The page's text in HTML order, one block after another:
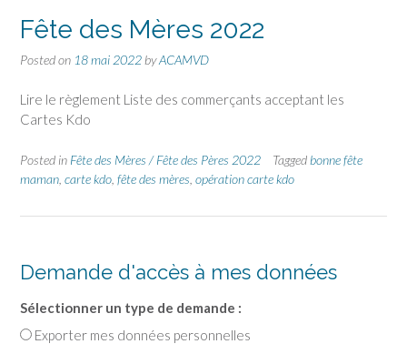
Fête des Mères 2022
Posted on 18 mai 2022 byACAMVD
Lire le règlement Liste des commerçants acceptant les
Cartes Kdo
Posted in Fête des Mères / Fête des Pères 2022 Tagged bonne fête
maman carte kdo fête des mères opération carte kdo
Demande d'accès à mes données
Sélectionner un type de demande :
Exporter mes données personnelles